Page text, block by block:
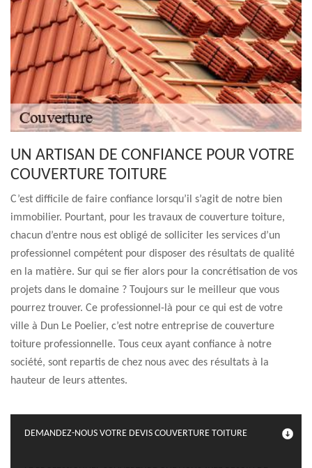
UN ARTISAN DE CONFIANCE POUR VOTRE
COUVERTURE TOITURE
C’est difficile de faire confiance lorsqu’il s’agit de notre bien
immobilier. Pourtant, pour les travaux de couverture toiture,
chacun d’entre nous est obligé de solliciter les services d’un
professionnel compétent pour disposer des résultats de qualité
en la matière. Sur qui se fier alors pour la concrétisation de vos
projets dans le domaine ? Toujours sur le meilleur que vous
pourrez trouver. Ce professionnel-là pour ce qui est de votre
ville à Dun Le Poelier, c’est notre entreprise de couverture
toiture professionnelle. Tous ceux ayant confiance à notre
société, sont repartis de chez nous avec des résultats à la
hauteur de leurs attentes.
DEMANDEZ-NOUS VOTRE DEVIS COUVERTURE TOITURE